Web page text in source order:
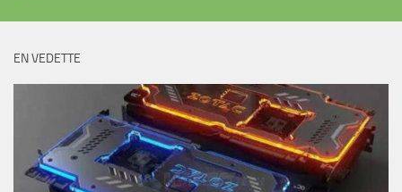
EN VEDETTE